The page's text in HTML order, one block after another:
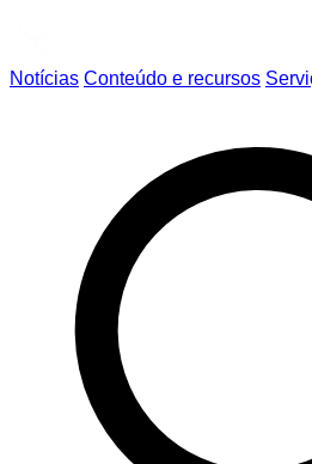
Notícias Conteúdo e recursos